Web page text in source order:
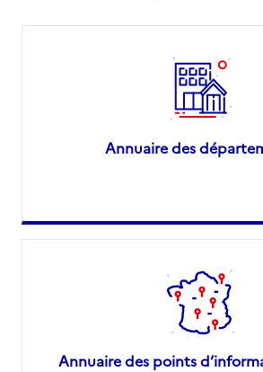
Annuaire des
Annuaire des points